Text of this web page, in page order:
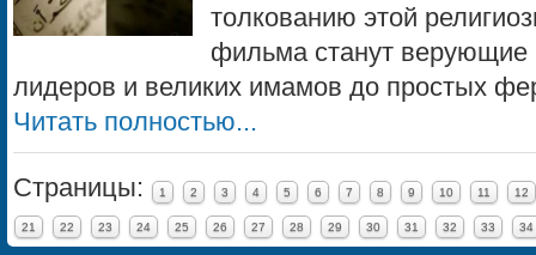
толкованию этой
фильма станут верующие
лидеров и великих имамов до простых
Читать полностью...
Страницы: 1 2 3 4 5 6 7 8 9 10 11 12
21 22 23 24 25 26 27 28 29 30 31 32 33 34